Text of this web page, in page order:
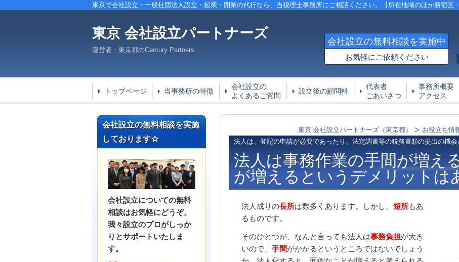
東京で会社設立・一般社団法人設立・起業・開業の代行なら、当税理士事務所にご相談ください。【所在地域のほか新宿区
東京 会社設立パートナーズ
運営者：東京都のCentury Partners
会社設立の無料相談を実施中
お気軽にご依頼ください
トップページ 当事務所の特徴
会社設立の
よくあるご質問
設立後の顧問料
代表者
ごあいさつ
事務所概要
アクセス
東京 会社設立パートナーズ（東京都） お役立ち情
法人は、登記の申請が必要であったり、法定調書等の税務書類の提出の機会
法人は事務作業の手間が増え
が増えるというデメリットは
法人成りの長所は数多くあります。しかし、 短所もあ
るものです。
そのひとつが、なんと言っても法人は事務負担が大き
いので、 手間がかかるというところではないでしょう
会社設立の無料相談を実施
しております☆
会社設立についての無料
相談はお気軽にどうぞ。
我々設立のプロがしっか
りとサポートいたしま
す。